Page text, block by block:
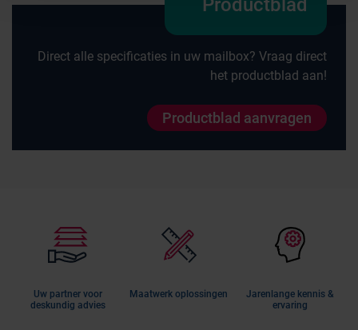
Productblad
Direct alle specificaties in uw mailbox? Vraag direct
het productblad aan!
Productblad aanvragen
Uw partner voor
deskundig advies
Maatwerk oplossingen
Jarenlange kennis &
ervaring